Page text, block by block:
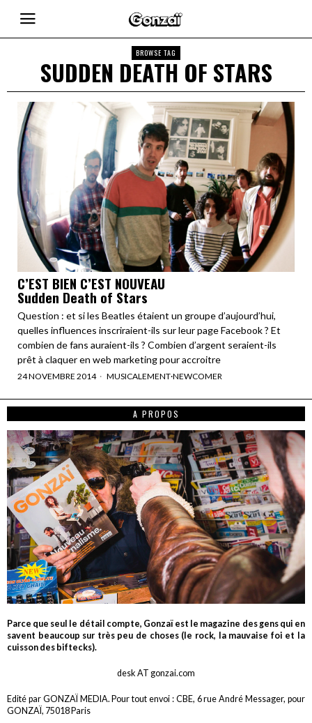
BROWSE TAG
SUDDEN DEATH OF STARS
C’EST BIEN C’EST NOUVEAU
Sudden Death of Stars
Question : et si les Beatles étaient un groupe d’aujourd’hui,
quelles influences inscriraient-ils sur leur page Facebook ? Et
combien de fans auraient-ils ? Combien d’argent seraient-ils
prêt à claquer en web marketing pour accroitre
24 NOVEMBRE 2014 MUSICALEMENT·NEWCOMER
A PROPOS
Parce que seul le détail compte, Gonzaï est le magazine des gens qui en
savent beaucoup sur très peu de choses (le rock, la mauvaise foi et la
cuisson des biftecks).
desk AT gonzai.com
Edité par GONZAÏ MEDIA. Pour tout envoi : CBE, 6 rue André Messager, pour
GONZAÏ, 75018 Paris